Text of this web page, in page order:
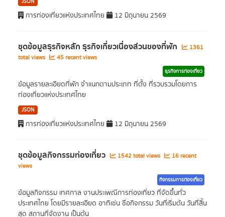
การท่องเที่ยวแห่งประเทศไทย 12 มิถุนายน 2569
ชุดข้อมูลธุรกิจหลัก ธุรกิจเกี่ยวเนื่องส่วนของที่พัก
1361
total views
45 recent views
ธุรกิจการท่องเที่ยว
ข้อมูลรายละเอียดที่พัก จำแนกตามประเภท ที่ตั้ง ที่รวบรวมโดยการ
ท่องเที่ยวแห่งประเทศไทย
JSON
การท่องเที่ยวแห่งประเทศไทย 12 มิถุนายน 2569
ชุดข้อมูลกิจกรรมท่องเที่ยว 1542 total views
16 recent
views
กิจกรรมการท่องเที่ยว
ข้อมูลกิจกรรม เทศกาล งานประเพณีการท่องเที่ยว ที่จัดขึ้นทั่ว
ประเทศไทย โดยมีรายละเอียด อาทิเช่น ชื่อกิจกรรม วันที่เริ่มต้น วันที่สิ้น
สุด สถานที่จัดงาน เป็นต้น